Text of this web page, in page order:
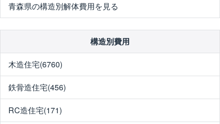
青森県の構造別解体費用を見る
構造別費用
木造住宅(6760)
鉄骨造住宅(456)
RC造住宅(171)